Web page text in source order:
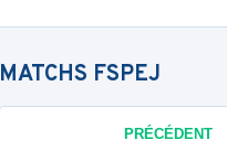
MATCHS FSPEJ
PRÉCÉDENT